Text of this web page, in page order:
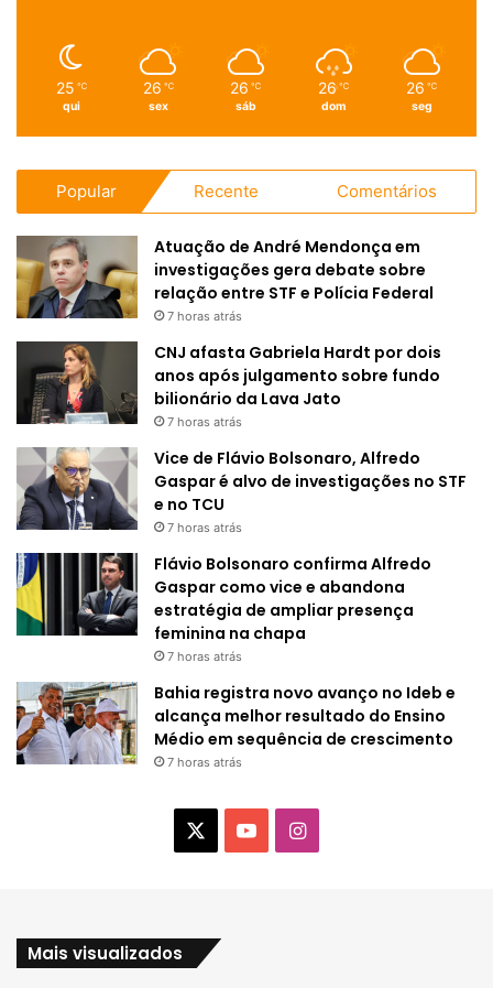
25 ℃
qui
26 ℃
sex
26 ℃
sáb
26 ℃
dom
26 ℃
seg
Popular Recente Comentários
Atuação de André Mendonça em
investigações gera debate sobre
relação entre STF e Polícia Federal
7 horas atrás
CNJ afasta Gabriela Hardt por dois
anos após julgamento sobre fundo
bilionário da Lava Jato
7 horas atrás
Vice de Flávio Bolsonaro, Alfredo
Gaspar é alvo de investigações no STF
e no TCU
7 horas atrás
Flávio Bolsonaro confirma Alfredo
Gaspar como vice e abandona
estratégia de ampliar presença
feminina na chapa
7 horas atrás
Bahia registra novo avanço no Ideb e
alcança melhor resultado do Ensino
Médio em sequência de crescimento
7 horas atrás
I
Mais visualizados